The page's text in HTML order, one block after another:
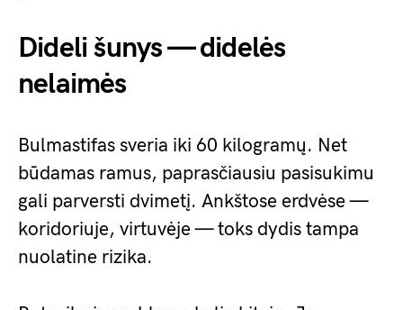
Dideli šunys — didelės
nelaimės
Bulmastifas sveria iki 60 kilogramų. Net
būdamas ramus, paprasčiausiu pasisukimu
gali parversti dvimetį. Ankštose erdvėse —
koridoriuje, virtuvėje — toks dydis tampa
nuolatine rizika.